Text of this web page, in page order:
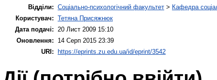
Відділи: Соціально-психологічний факультет > Кафедра
Користувач: Тетяна Присяжнюк
Дата подачі:
20 Лист 2009 15:10
Оновлення:
14 Серп 2015 23:39
URI: https://eprints.zu.edu.ua/id/eprint/3542